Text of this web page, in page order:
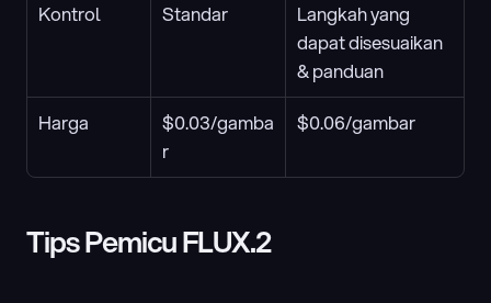
Kontrol Standar
Langkah yang
dapat disesuaikan
& panduan
Harga
$0.03/gamba
r
$0.06/gambar
Tips Pemicu FLUX.2